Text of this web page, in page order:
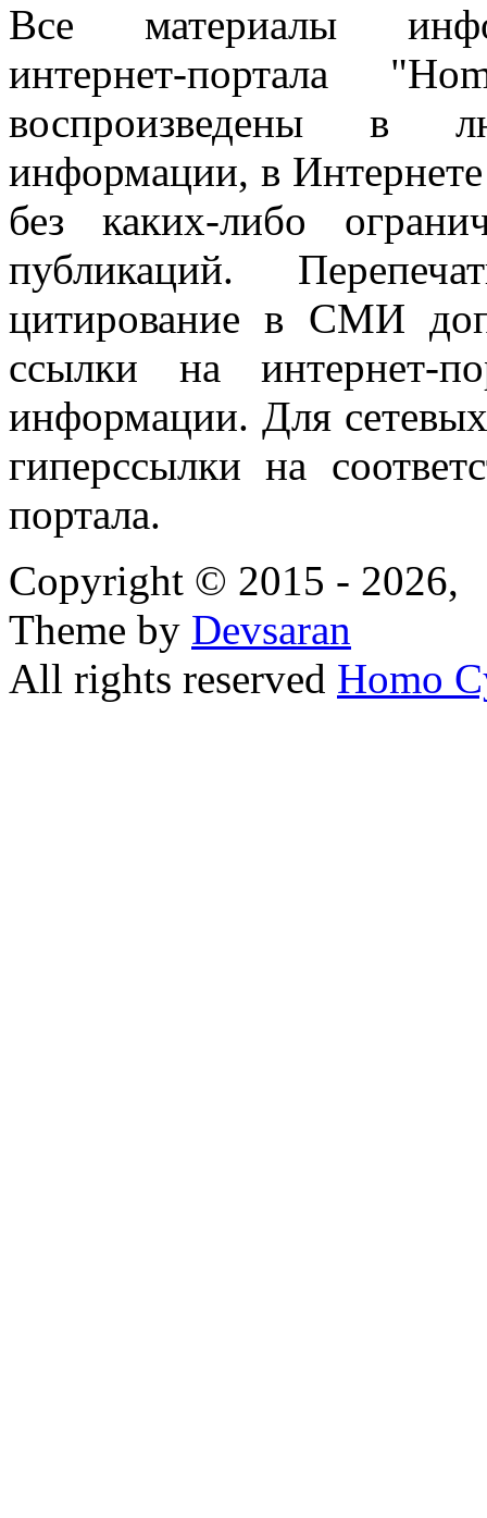
Все материалы
интернет-портала
воспроизведены в
информации, в
без каких-либо
публикаций.
цитирование в СМИ
ссылки на интернет-
информации. Для
гиперссылки на
портала.
Copyright © 2015 - 2026,
Theme by Devsaran
All rights reserved Homo